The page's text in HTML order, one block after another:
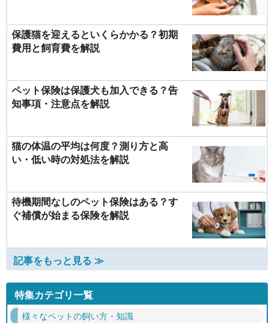
保護猫を迎えるといくらかかる？初期
費用と飼育費を解説
ペット保険は保護犬も加入できる？告
知事項・注意点を解説
猫の体温の平均は何度？測り方と高
い・低い時の対処法を解説
待機期間なしのペット保険はある？す
ぐ補償が始まる保険を解説
記事をもっと見る ≫
特集カテゴリ一覧
様々なペットの飼い方・知識